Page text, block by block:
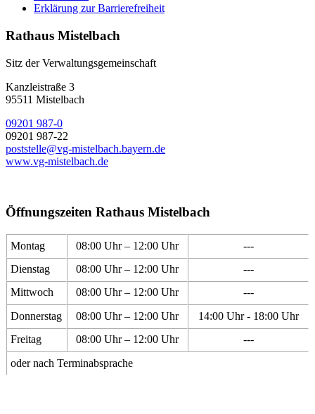
Erklärung zur Barrierefreiheit
Rathaus Mistelbach
Sitz der Verwaltungsgemeinschaft
Kanzleistraße 3
95511 Mistelbach
09201 987-0
09201 987-22
poststelle@vg-mistelbach.bayern.de
www.vg-mistelbach.de
Öffnungszeiten Rathaus Mistelbach
Montag 08:00 Uhr – 12:00 Uhr
---
Dienstag
08:00 Uhr – 12:00 Uhr
---
Mittwoch
08:00 Uhr – 12:00 Uhr
---
Donnerstag
08:00 Uhr – 12:00 Uhr
14:00 Uhr - 18:00 Uhr
Freitag
08:00 Uhr – 12:00 Uhr
---
oder nach Terminabsprache